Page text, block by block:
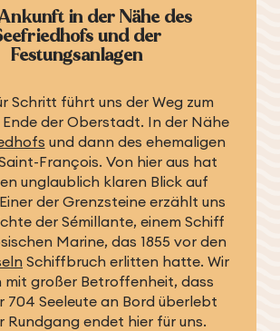
in der Nähe des
und der
Festungsanlagen
Schritt führt uns der Weg zum
der Oberstadt. In der Nähe
und dann des ehemaligen
François. Von hier aus hat
unglaublich klaren Blick auf
der Grenzsteine erzählt uns
der Sémillante, einem Schiff
Marine, das 1855 vor den
Schiffbruch erlitten hatte. Wir
mit großer Betroffenheit, dass
704 Seeleute an Bord überlebt
Rundgang endet hier für uns.